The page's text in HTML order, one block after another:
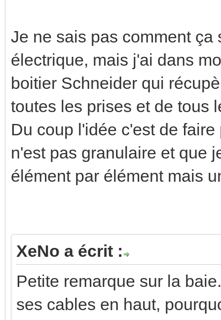
Je ne sais pas comment
électrique, mais j'ai dans
boitier Schneider qui
toutes les prises et de tous
Du coup l'idée c'est de
n'est pas granulaire et que
élément par élément mais
XeNo a écrit :
Petite remarque sur la
ses cables en haut,